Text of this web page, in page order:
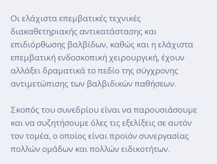
Οι ελάχιστα επεμβατικές τεχνικές
διακαθετηριακής αντικατάστασης και
επιδιόρθωσης βαλβίδων, καθώς και η ελάχιστα
επεμβατική ενδοσκοπική χειρουργική, έχουν
αλλάξει δραματικά το πεδίο της σύγχρονης
αντιμετώπισης των βαλβιδικών παθήσεων.
Σκοπός του συνεδρίου είναι να παρουσιάσουμε
και να συζητήσουμε όλες τις εξελίξεις σε αυτόν
τον τομέα, ο οποίος είναι προϊόν συνεργασίας
πολλών ομάδων και πολλών ειδικοτήτων.